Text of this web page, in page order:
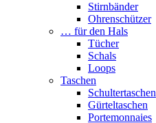
Stirnbänder
Ohrenschützer
… für den Hals
Tücher
Schals
Loops
Taschen
Schultertaschen
Gürteltaschen
Portemonnaies